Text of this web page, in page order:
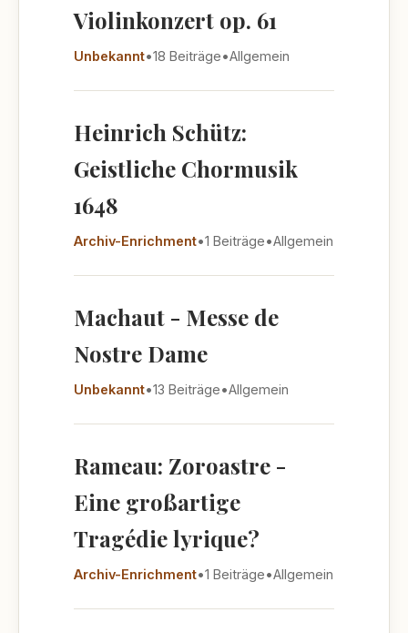
Violinkonzert op. 61
Unbekannt•18 Beiträge•Allgemein
Heinrich Schütz:
Geistliche Chormusik
1648
Archiv-Enrichment•1 Beiträge•Allgemein
Machaut - Messe de
Nostre Dame
Unbekannt•13 Beiträge•Allgemein
Rameau: Zoroastre -
Eine großartige
Tragédie lyrique?
Archiv-Enrichment•1 Beiträge•Allgemein